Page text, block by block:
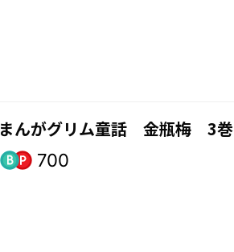
まんがグリム童話 金瓶梅 3巻
700